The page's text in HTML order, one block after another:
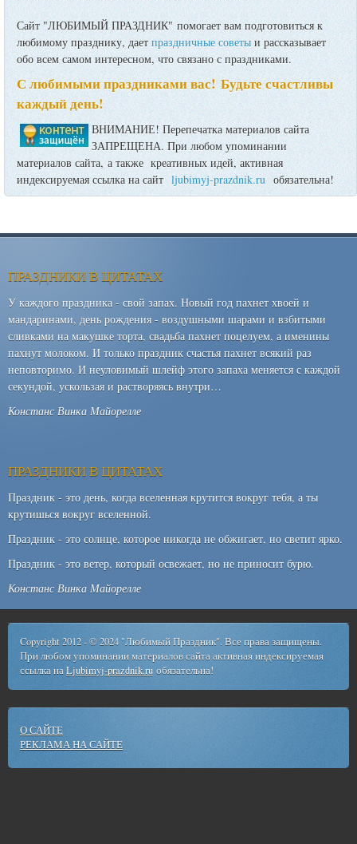
Сайт "ЛЮБИМЫЙ ПРАЗДНИК" помогает вам подготовиться к
любимому празднику, даетпраздничные советы и рассказывает
обо всем самом интересном, что связано с праздниками.
С любимыми праздниками вас! Будьте счастливы
каждый день!
ВНИМАНИЕ! Перепечатка материалов сайта
ЗАПРЕЩЕНА. При любом упоминании
материалов сайта, а также креативных идей, активная
индексируемая ссылка на сайт ljubimyj-prazdnik.ru обязательна!
ПРАЗДНИКИ В ЦИТАТАХ
У каждого праздника - свой запах. Новый год пахнет хвоей и
мандаринами, день рождения - воздушными шарами и взбитыми
сливками на макушке торта, свадьба пахнет поцелуем, а именины
пахнут молоком. И только праздник счастья пахнет всякий раз
неповторимо. И неуловимый шлейф этого запаха меняется с каждой
секундой, ускользая и растворяясь внутри…
Констанс Винка Майорелле
ПРАЗДНИКИ В ЦИТАТАХ
Праздник - это день, когда вселенная крутится вокруг тебя, а ты
крутишься вокруг вселенной.
Праздник - это солнце, которое никогда не обжигает, но светит ярко.
Праздник - это ветер, который освежает, но не приносит бурю.
Констанс Винка Майорелле
Copyright 2012 - © 2024 "Любимый Праздник". Все права защищены.
При любом упоминании материалов сайта активная индексируемая
ссылка наLjubimyj-prazdnik.ru обязательна!
О САЙТЕ
РЕКЛАМА НА САЙТЕ